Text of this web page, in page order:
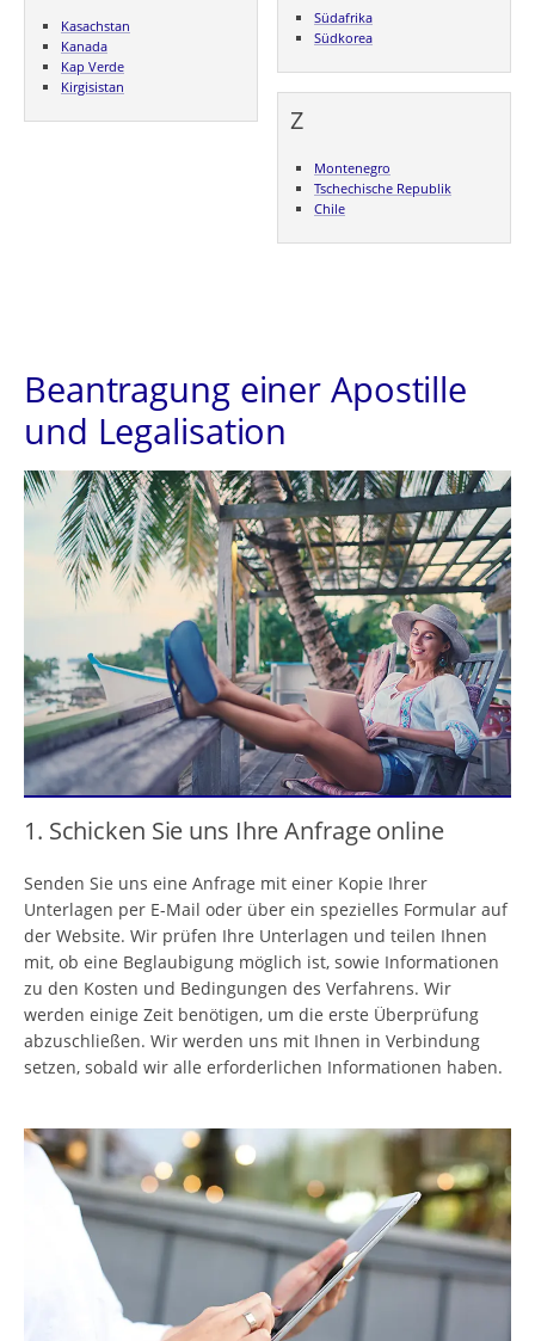
Kasachstan
Kanada
Kap Verde
Kirgisistan
Südafrika
Südkorea
Z
Montenegro
Tschechische Republik
Chile
Beantragung einer Apostille
und Legalisation
1. Schicken Sie uns Ihre Anfrage online
Senden Sie uns eine Anfrage mit einer Kopie Ihrer
Unterlagen per E-Mail oder über ein spezielles Formular auf
der Website. Wir prüfen Ihre Unterlagen und teilen Ihnen
mit, ob eine Beglaubigung möglich ist, sowie Informationen
zu den Kosten und Bedingungen des Verfahrens. Wir
werden einige Zeit benötigen, um die erste Überprüfung
abzuschließen. Wir werden uns mit Ihnen in Verbindung
setzen, sobald wir alle erforderlichen Informationen haben.